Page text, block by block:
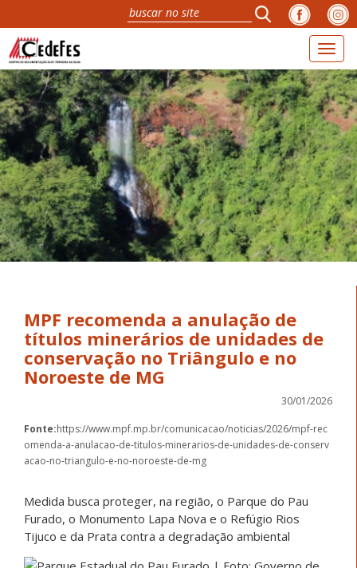
MPF recomenda a anulação de
títulos minerários de unidades de
conservação no Triângulo e no
Noroeste de MG
30/01/2026
Fonte:https://www.mpf.mp.br/comunicacao/noticias/2026/mpf-rec
omenda-a-anulacao-de-titulos-minerarios-de-unidades-de-conserv
acao-no-triangulo-e-no-noroeste-de-mg
Medida busca proteger, na região, o Parque do Pau
Furado, o Monumento Lapa Nova e o Refúgio Rios
Tijuco e da Prata contra a degradação ambiental